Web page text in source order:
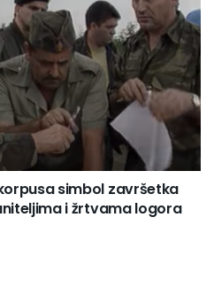
simbol završetka
i žrtvama logora